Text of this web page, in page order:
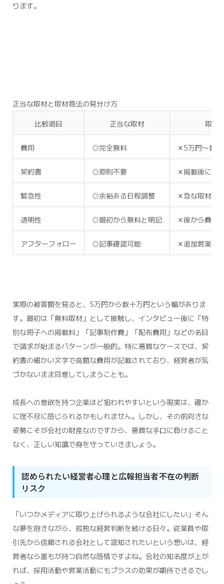
ります。
正当な取材と取材商法の見分け方
比較項目
正当な取材 取材
費用 ◎完全無料 ✕5万円〜数
契約書 ◎原則不要 ✕掲載後に契
緊急性 ◎余裕ある日程調整 ✕急な取材日
透明性 ◎最初から無料と明記 ✕後から費用
アフターフォロー ◎記事確認可能 ✕追加営業・
実際の被害額を見ると、5万円から数十万円という幅がありま
す。最初は「無料取材」として接触し、インタビュー後に「特
別な冊子への掲載料」「記事制作費」「配布費用」などの名目
で請求が始まるパターンが一般的。特に悪質なケースでは、契
約書の細かい文字で高額な費用が記載されており、経営者が気
づかないまま同意してしまうことも。
成長への意欲を持つ企業ほど狙われやすいという現実は、確か
に理不尽に感じられるかもしれません。しかし、その前向きな
姿勢こそが会社の財産なのですから、悪質な手口に負けること
なく、正しい知識で身を守っていきましょう。
認められたい経営者心理と広報担当者不在の判断
リスク
「いつかメディアに取り上げられるような会社にしたい」そん
な夢を抱きながら、孤独な経営判断を続ける日々。従業員や取
引先から信頼される会社として認知されたいという想いは、経
営者なら誰もが持つ自然な感情ですよね。会社の知名度が上が
れば、採用活動や営業活動にもプラスの効果が期待できるでし